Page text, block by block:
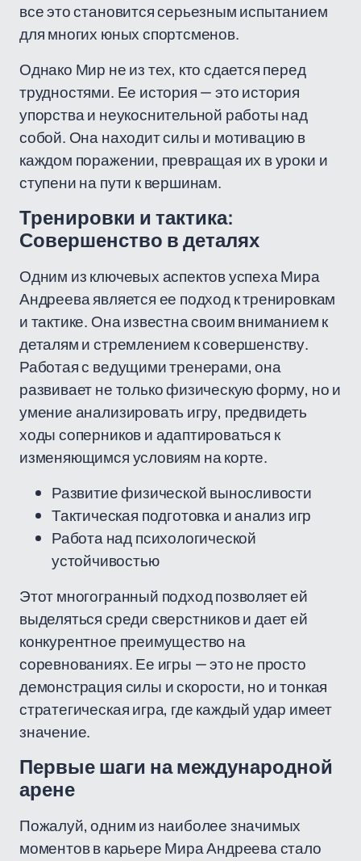
все это становится серьезным испытанием
для многих юных спортсменов.
Однако Мир не из тех, кто сдается перед
трудностями. Ее история — это история
упорства и неукоснительной работы над
собой. Она находит силы и мотивацию в
каждом поражении, превращая их в уроки и
ступени на пути к вершинам.
Тренировки и тактика:
Совершенство в деталях
Одним из ключевых аспектов успеха Мира
Андреева является ее подход к тренировкам
и тактике. Она известна своим вниманием к
деталям и стремлением к совершенству.
Работая с ведущими тренерами, она
развивает не только физическую форму, но и
умение анализировать игру, предвидеть
ходы соперников и адаптироваться к
изменяющимся условиям на корте.
Развитие физической выносливости
Тактическая подготовка и анализ игр
Работа над психологической
устойчивостью
Этот многогранный подход позволяет ей
выделяться среди сверстников и дает ей
конкурентное преимущество на
соревнованиях. Ее игры — это не просто
демонстрация силы и скорости, но и тонкая
стратегическая игра, где каждый удар имеет
значение.
Первые шаги на международной
арене
Пожалуй, одним из наиболее значимых
моментов в карьере Мира Андреева стало